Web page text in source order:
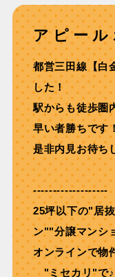
アピー
都営三田線【白
した！
駅からも徒歩圏
早い者勝ちです
是非内見お待ち
-------------------
25坪以下の"居
ン""分譲マンシ
オンラインで物
"ミセカリ"で♪